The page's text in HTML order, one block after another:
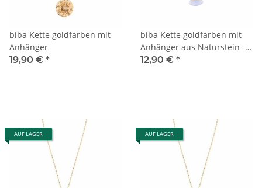
biba Kette goldfarben mit
Anhänger
19,90 € *
biba Kette goldfarben mit
Anhänger aus Naturstein -
Hellblau
12,90 € *
AUF LAGER AUF LAGER